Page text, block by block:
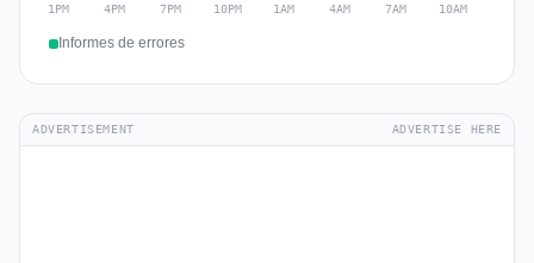
Informes de errores
ADVERTISEMENT ADVERTISE HERE